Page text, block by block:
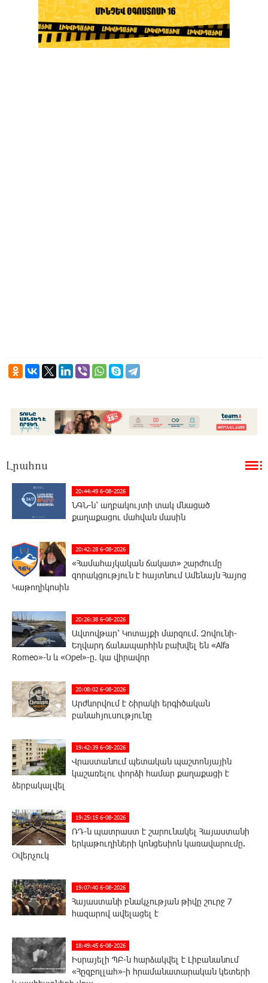
Լրահոս
20:44:49 6-08-2026
ՆԳՆ-ն՝ աղբակույտի տակ մնացած
քաղաքացու մահվան մասին
20:42:28 6-08-2026
«Համահայկական ճակատ» շարժումը
զորակցություն է հայտնում Ամենայն Հայոց
Կաթողիկոսին
20:26:38 6-08-2026
Ավտովթար՝ Կոտայքի մարզում. Զովունի-
Եղվարդ ճանապարհին բախվել են «Alfa
Romeo»-ն և «Opel»-ը. կա վիրավոր
20:08:02 6-08-2026
Արժևորվում է Շիրակի երգիծական
բանահյուսությունը
19:42:39 6-08-2026
Վրաստանում պետական ​​պաշտոնյային
կաշառելու փորձի համար քաղաքացի է
ձերբակալվել
19:25:15 6-08-2026
ՌԴ-ն պատրաստ է շարունակել Հայաստանի
երկաթուղիների կոնցեսիոն կառավարումը.
Օվերչուկ
19:07:40 6-08-2026
Հայաստանի բնակչության թիվը շուրջ 7
հազարով ավելացել է
18:49:45 6-08-2026
Իսրայելի ՊԲ-ն հարձակվել է Լիբանանում
«Հըզբոլլահ»-ի հրամանատարական կետերի